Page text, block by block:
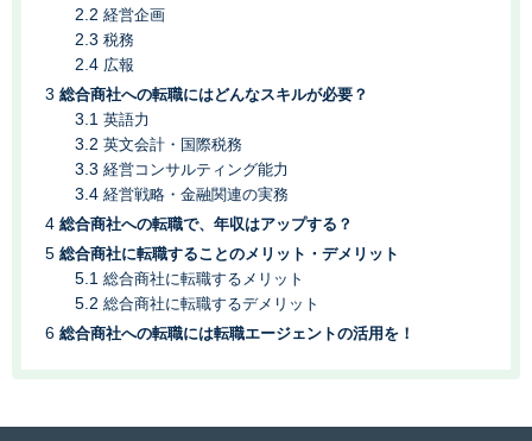
経営企画
税務
広報
総合商社への転職にはどんなスキルが必要？
英語力
英文会計・国際税務
経営コンサルティング能力
経営戦略・金融関連の実務
総合商社への転職で、年収はアップする？
総合商社に転職することのメリット・デメリット
総合商社に転職するメリット
総合商社に転職するデメリット
総合商社への転職には転職エージェントの活用を！